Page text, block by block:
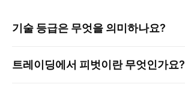
기술 등급은 무엇을 의미하나요?
트레이딩에서 피벗이란 무엇인가요?